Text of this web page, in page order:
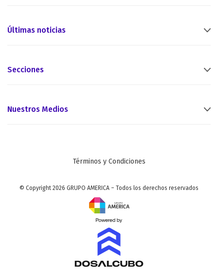
Últimas noticias
Secciones
Nuestros Medios
Términos y Condiciones
© Copyright 2026 GRUPO AMERICA – Todos los derechos reservados